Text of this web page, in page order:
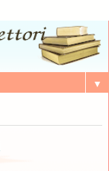
▼